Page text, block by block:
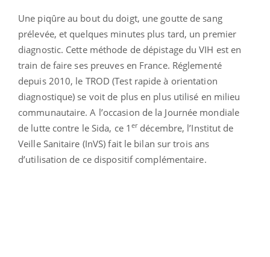
Une piqûre au bout du doigt, une goutte de sang
prélevée, et quelques minutes plus tard, un premier
diagnostic. Cette méthode de dépistage du VIH est en
train de faire ses preuves en France. Réglementé
depuis 2010, le TROD (Test rapide à orientation
diagnostique) se voit de plus en plus utilisé en milieu
communautaire. A l’occasion de la Journée mondiale
de lutte contre le Sida, ce 1 erdécembre, l’Institut de
Veille Sanitaire (InVS) fait le bilan sur trois ans
d’utilisation de ce dispositif complémentaire.